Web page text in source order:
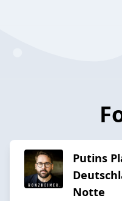
Putins
Notte